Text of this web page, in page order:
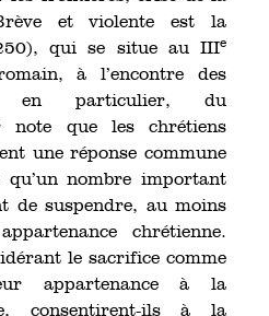
et violente est la
qui se situe au IIIe
à l’encontre des
en particulier, du
note que les chrétiens
une réponse commune
nombre important
de suspendre, au moins
chrétienne.
le sacrifice comme
appartenance à la
consentirent-ils à la